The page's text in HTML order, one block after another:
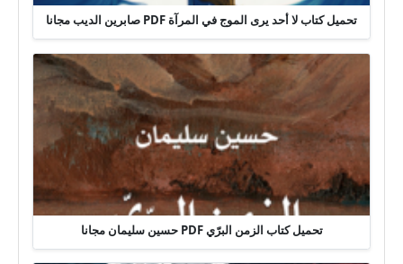
تحميل كتاب لا أحد يرى الموج في المرآة PDF صابرين الديب مجانا
تحميل كتاب الزمن البرّي PDF حسين سليمان مجانا